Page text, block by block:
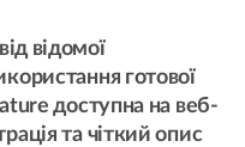
відомої
готової
доступна на веб-
та чіткий опис